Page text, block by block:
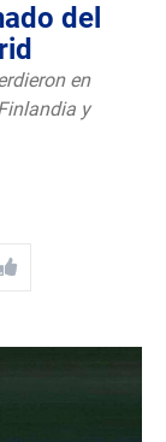
del
en
y